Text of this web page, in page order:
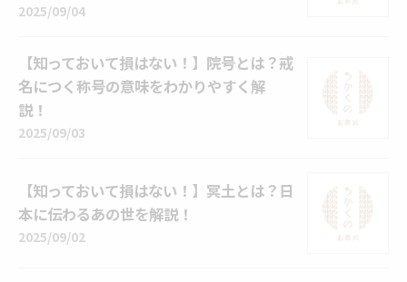
2025/09/04
【知っておいて損はない！】院号とは？戒
名につく称号の意味をわかりやすく解
説！
2025/09/03
【知っておいて損はない！】冥土とは？日
本に伝わるあの世を解説！
2025/09/02